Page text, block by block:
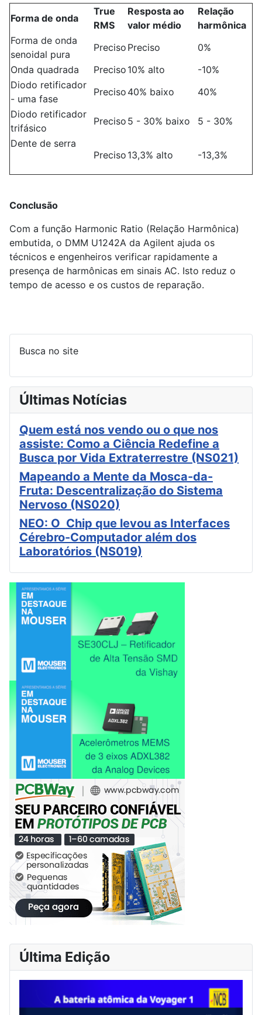
Forma de onda
True
RMS
Resposta ao
valor médio
Relação
harmônica
Forma de onda
senoidal pura
Preciso Preciso
0%
Onda quadrada
Preciso 10% alto
-10%
Diodo retificador
- uma fase
Preciso 40% baixo
40%
Diodo retificador
trifásico
Preciso 5 - 30% baixo
5 - 30%
Dente de serra
Preciso 13,3% alto -13,3%
Conclusão
Com a função Harmonic Ratio (Relação Harmônica)
embutida, o DMM U1242A da Agilent ajuda os
técnicos e engenheiros verificar rapidamente a
presença de harmônicas em sinais AC. Isto reduz o
tempo de acesso e os custos de reparação.
Busca no site
Últimas Notícias
Quem está nos vendo ou o que nos
assiste: Como a Ciência Redefine a
Busca por Vida Extraterrestre (NS021)
Mapeando a Mente da Mosca-da-
Fruta: Descentralização do Sistema
Nervoso (NS020)
NEO: O Chip que levou as Interfaces
Cérebro-Computador além dos
Laboratórios (NS019)
Última Edição